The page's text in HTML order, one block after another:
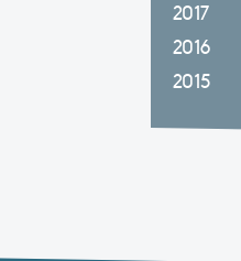
2017
2016
2015